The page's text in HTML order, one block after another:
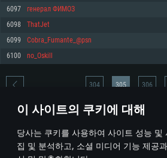
이 사이트의 쿠키에 대해
당사는 쿠키를 사용하여 사이트 성능 및
집 및 분석하고, 소셜 미디어 기능 제공
570 혹은 그 이상
여유 저장 공간: 62.2 GB (전체 클라이언트)
네트워크: 브로드밴드 인터넷
여유 저장 공간: 62.2 GB (전체 클라이언트)
운영체제: Ubuntu 20.04 64bit
프로세서: Intel Core i7
메모리: 16 GB
그래픽 카드: Vulkan 을 지원하고, 최신 그래픽
1060 (6개월 미만) 혹은 그와 동급의 성능을 가
지원하는 AMD RX 570 (6개월 미만; 최소사양
여유 저장 공간: 62.2 GB (전체 클라이언트)
6097 генерал ФИМОЗ
6098 ThatJet
6099 Cobra_Fumante_@psn
6100 no_Oskill
* 순위표는 매일 1회 갱신됩니다
304 305 306